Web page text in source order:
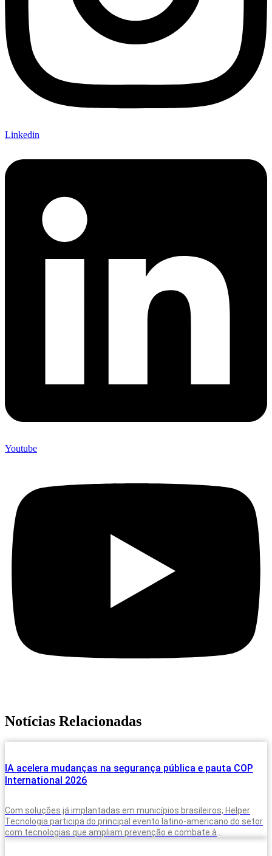
Linkedin
Youtube
Notícias Relacionadas
IA acelera mudanças na segurança pública e pauta COP
International 2026
Com soluções já implantadas em municípios brasileiros, Helper
Tecnologia participa do principal evento latino-americano do setor
com tecnologias que ampliam prevenção e combate à